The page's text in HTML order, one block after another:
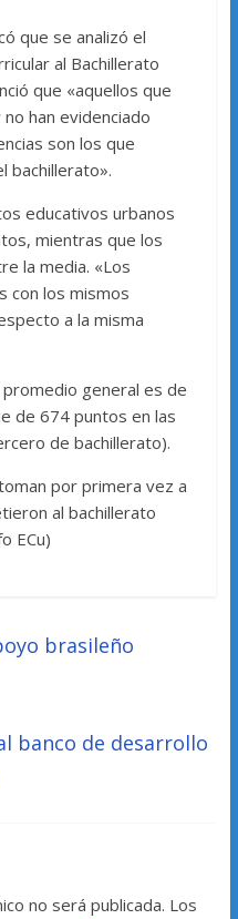
que se analizó el
al Bachillerato
que «aquellos que
han evidenciado
son los que
bachillerato».
educativos urbanos
mientras que los
la media. «Los
con los mismos
a la misma
promedio general es de
de 674 puntos en las
de bachillerato).
por primera vez a
al bachillerato
ECu)
brasileño
banco de desarrollo
no será publicada. Los